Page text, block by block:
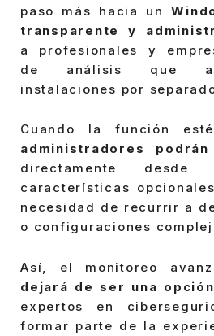
paso más hacia un
transparente y
a profesionales y
de análisis que
instalaciones por
Cuando la función
administradores
directamente
características
necesidad de recurrir a
o configuraciones
Así, el monitoreo
dejará de ser una
expertos en
formar parte de la